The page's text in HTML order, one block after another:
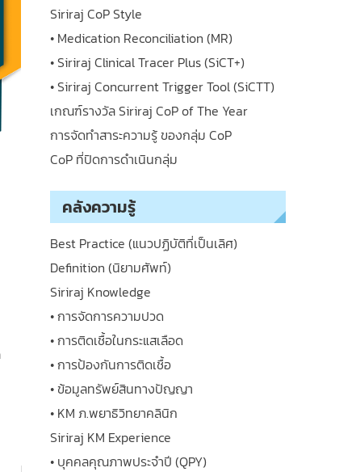
Siriraj CoP Style
• Medication Reconciliation (MR)
• Siriraj Clinical Tracer Plus (SiCT+)
• Siriraj Concurrent Trigger Tool (SiCTT)
เกณฑ์รางวัล Siriraj CoP of The Year
การจัดทำสาระความรู้ ของกลุ่ม CoP
CoP ที่ปิดการดำเนินกลุ่ม
คลังความรู้
Best Practice (แนวปฏิบัติที่เป็นเลิศ)
Definition (นิยามศัพท์)
Siriraj Knowledge
• การจัดการความปวด
• การติดเชื้อในกระแสเลือด
• การป้องกันการติดเชื้อ
• ข้อมูลทรัพย์สินทางปัญญา
• KM ภ.พยาธิวิทยาคลินิก
Siriraj KM Experience
• บุคคลคุณภาพประจำปี (QPY)